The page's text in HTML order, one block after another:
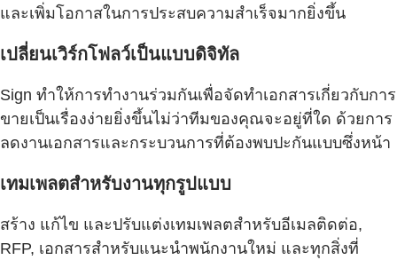
และเพิ่มโอกาสในการประสบความสำเร็จมากยิ่งขึ้น
เปลี่ยนเวิร์กโฟลว์เป็นแบบดิจิทัล
Sign ทำให้การทำงานร่วมกันเพื่อจัดทำเอกสารเกี่ยวกับการ
ขายเป็นเรื่องง่ายยิ่งขึ้นไม่ว่าทีมของคุณจะอยู่ที่ใด ด้วยการ
ลดงานเอกสารและกระบวนการที่ต้องพบปะกันแบบซึ่งหน้า
เทมเพลตสำหรับงานทุกรูปแบบ
สร้าง แก้ไข และปรับแต่งเทมเพลตสำหรับอีเมลติดต่อ,
RFP, เอกสารสำหรับแนะนำพนักงานใหม่ และทุกสิ่งที่